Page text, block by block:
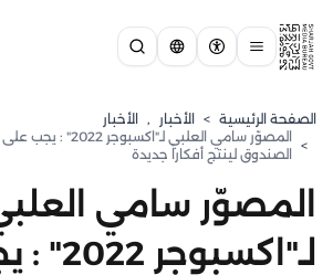
الصفحة الرئيسية > الأخبار , الأخبار
>
المصوّر سامي العلبي
الصندوق لينتج أفكاراً جديدة
المصوّر سامي